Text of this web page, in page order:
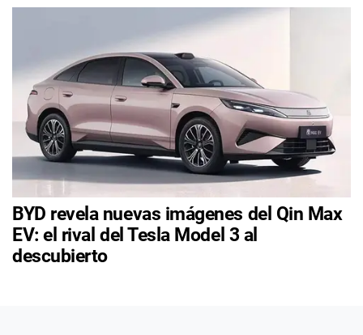
BYD revela nuevas imágenes del Qin Max
EV: el rival del Tesla Model 3 al
descubierto